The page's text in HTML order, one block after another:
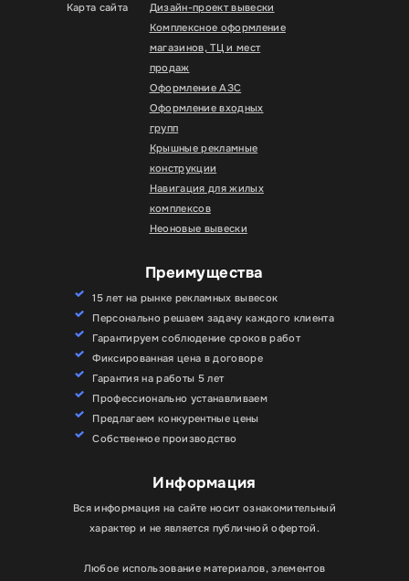
Карта сайта
Дизайн-проект вывески
Комплексное оформление
магазинов, ТЦ и мест
продаж
Оформление АЗС
Оформление входных
групп
Крышные рекламные
конструкции
Навигация для жилых
комплексов
Неоновые вывески
Преимущества
15 лет на рынке рекламных вывесок
Персонально решаем задачу каждого клиента
Гарантируем соблюдение сроков работ
Фиксированная цена в договоре
Гарантия на работы 5 лет
Профессионально устанавливаем
Предлагаем конкурентные цены
Собственное производство
Информация
Вся информация на сайте носит ознакомительный
характер и не является публичной офертой.
Любое использование материалов, элементов